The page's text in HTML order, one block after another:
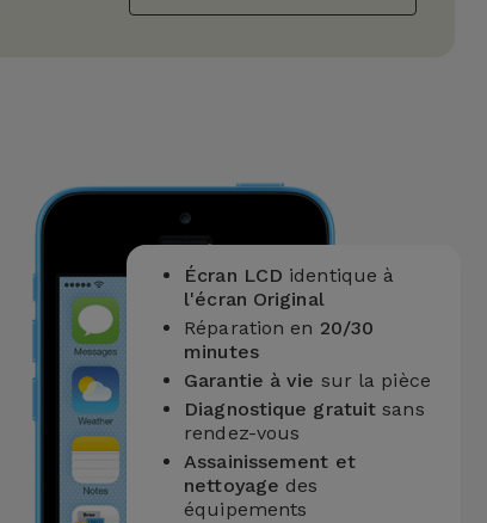
Écran LCD identique à
l'écran Original
Réparation en 20/30
minutes
Garantie à vie sur la pièce
Diagnostique gratuit sans
rendez-vous
Assainissement et
nettoyage des
équipements